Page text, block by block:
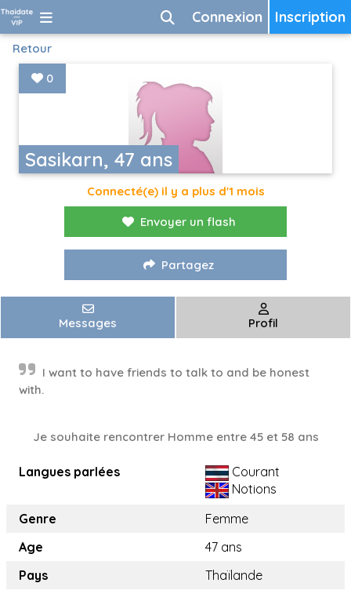
Inscription
Connexion
Retour
Sasikarn, 47 ans
0
Connecté(e) il y a plus d'1 mois
Envoyer un flash
Partagez
Messages Profil
I want to have friends to talk to and be honest
with.
Je souhaite rencontrer Homme entre 45 et 58 ans
Langues parlées
Courant
Notions
Genre
Femme
Age
47 ans
Pays
Thaïlande